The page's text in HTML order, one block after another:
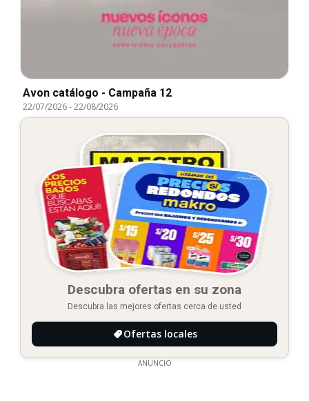
Avon catálogo - Campaña 12
22/07/2026-22/08/2026
Descubra ofertas en su zona
Descubra las mejores ofertas cerca de usted
Ofertas locales
ANUNCIO